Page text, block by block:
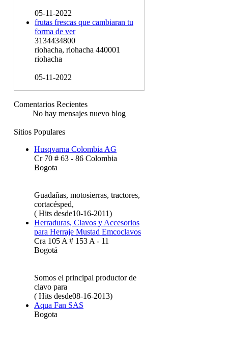
05-11-2022
frutas frescas que cambiaran tu
forma de ver
3134434800
riohacha, riohacha 440001
riohacha
05-11-2022
Comentarios Recientes
No hay mensajes nuevo blog
Sitios Populares
Husqvarna Colombia AG
Cr 70 # 63 - 86 Colombia
Bogota
Guadañas, motosierras, tractores,
cortacésped,
( Hits desde10-16-2011)
Herraduras, Clavos y Accesorios
para Herraje Mustad Emcoclavos
Cra 105 A # 153 A - 11
Bogotá
Somos el principal productor de
clavo para
( Hits desde08-16-2013)
Aqua Fan SAS
Bogota